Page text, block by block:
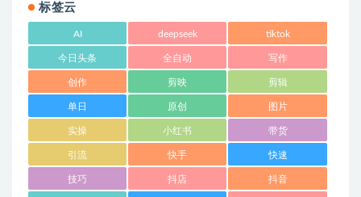
标签云
AI deepseek tiktok
今日头条 全自动 写作
创作 剪映 剪辑
单日 原创 图片
实操 小红书 带货
引流 快手 快速
技巧 抖店 抖音